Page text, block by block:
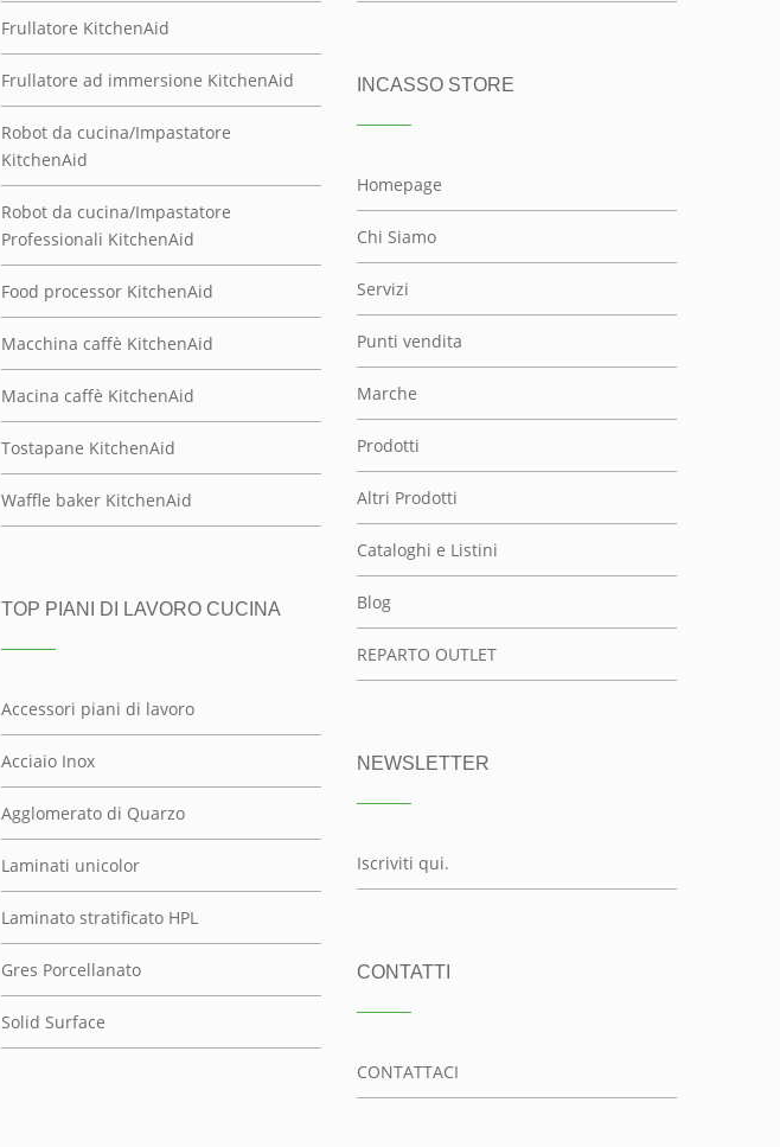
Frullatore KitchenAid
Frullatore ad immersione KitchenAid
Robot da cucina/Impastatore
KitchenAid
Robot da cucina/Impastatore
Professionali KitchenAid
Food processor KitchenAid
Macchina caffè KitchenAid
Macina caffè KitchenAid
Tostapane KitchenAid
Waffle baker KitchenAid
TOP PIANI DI LAVORO CUCINA
Accessori piani di lavoro
Acciaio Inox
Agglomerato di Quarzo
Laminati unicolor
Laminato stratificato HPL
Gres Porcellanato
Solid Surface
INCASSO STORE
Homepage
Chi Siamo
Servizi
Punti vendita
Marche
Prodotti
Altri Prodotti
Cataloghi e Listini
Blog
REPARTO OUTLET
NEWSLETTER
Iscriviti qui.
CONTATTI
CONTATTACI